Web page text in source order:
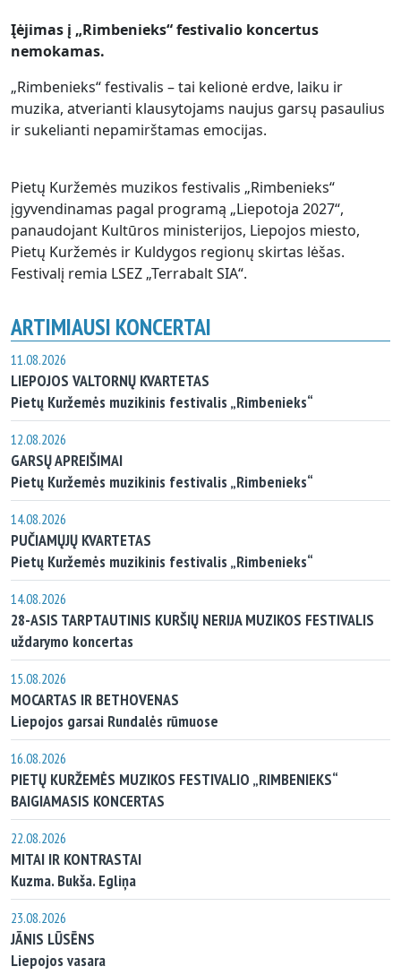
Įėjimas į „Rimbenieks“ festivalio koncertus
nemokamas.
„Rimbenieks“ festivalis – tai kelionė erdve, laiku ir
muzika, atverianti klausytojams naujus garsų pasaulius
ir sukelianti nepamirštamas emocijas.
Pietų Kuržemės muzikos festivalis „Rimbenieks“
įgyvendinamas pagal programą „Liepotoja 2027“,
panaudojant Kultūros ministerijos, Liepojos miesto,
Pietų Kuržemės ir Kuldygos regionų skirtas lėšas.
Festivalį remia LSEZ „Terrabalt SIA“.
ARTIMIAUSI KONCERTAI
11.08.2026
LIEPOJOS VALTORNŲ KVARTETAS
Pietų Kuržemės muzikinis festivalis „Rimbenieks“
12.08.2026
GARSŲ APREIŠIMAI
Pietų Kuržemės muzikinis festivalis „Rimbenieks“
14.08.2026
PUČIAMŲJŲ KVARTETAS
Pietų Kuržemės muzikinis festivalis „Rimbenieks“
14.08.2026
28-ASIS TARPTAUTINIS KURŠIŲ NERIJA MUZIKOS FESTIVALIS
uždarymo koncertas
15.08.2026
MOCARTAS IR BETHOVENAS
Liepojos garsai Rundalės rūmuose
16.08.2026
PIETŲ KURŽEMĖS MUZIKOS FESTIVALIO „RIMBENIEKS“
BAIGIAMASIS KONCERTAS
22.08.2026
MITAI IR KONTRASTAI
Kuzma. Bukša. Egliņa
23.08.2026
JĀNIS LŪSĒNS
Liepojos vasara